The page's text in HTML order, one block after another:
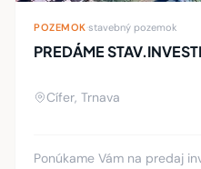
POZEMOK stavebný pozemok
PREDÁME
Cífer, Trnava
Ponúkame Vám na predaj